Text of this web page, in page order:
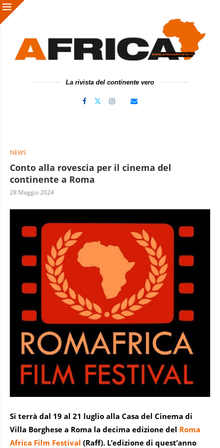
La rivista del continente vero
NEWS
Conto alla rovescia per il cinema del
continente a Roma
28 Maggio 2024
Si terrà dal 19 al 21 luglio alla Casa del Cinema di
Villa Borghese a Roma la decima edizione del Roma
Africa Film Festival (Raff). L’edizione di quest’anno